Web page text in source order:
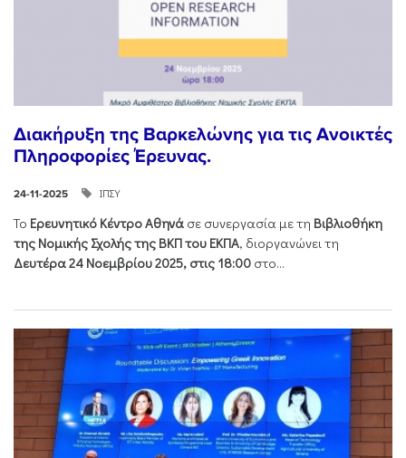
Διακήρυξη της Βαρκελώνης για τις Ανοικτές
Πληροφορίες Έρευνας.
24-11-2025 ΙΠΣΥ
Το Ερευνητικό Κέντρο Αθηνά σε συνεργασία με τη Βιβλιοθήκη
της Νομικής Σχολής της ΒΚΠ του ΕΚΠΑ, διοργανώνει τη
Δευτέρα 24 Νοεμβρίου 2025, στις 18:00 στο...